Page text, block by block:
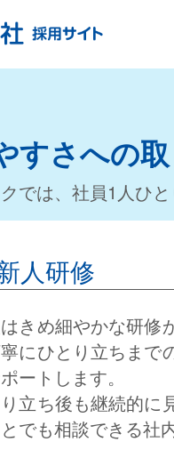
PLE
すさへの
では、社員1人ひ
人研修
きめ細やかな研修
にひとり立ちまで
ートします。
立ち後も継続的に
でも相談できる社